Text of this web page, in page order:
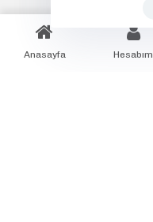
Anasayfa Hesabım